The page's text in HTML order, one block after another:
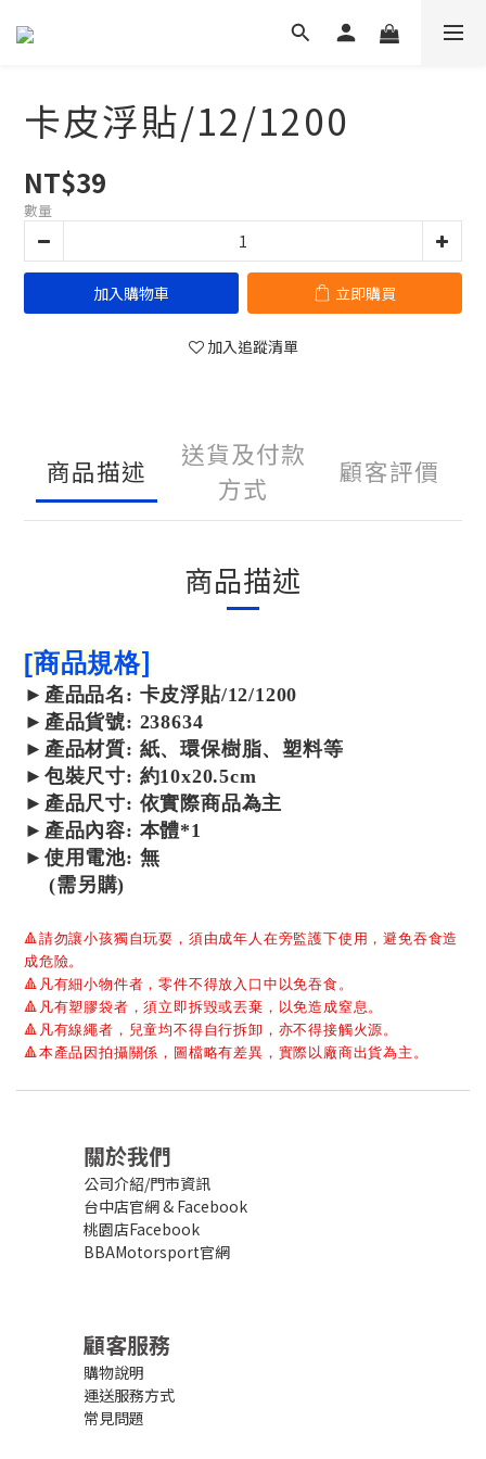
卡皮浮貼/12/1200
NT$39
數量
加入購物車 立即購買
加入追蹤清單
商品描述
送貨及付款
方式
顧客評價
商品描述
[商品規格]
► 產品品名: 卡皮浮貼/12/1200
► 產品貨號: 238634
► 產品材質: 紙、環保樹脂、塑料等
►包裝尺寸: 約10x20.5cm
►產品尺寸: 依實際商品為主
►產品內容: 本體*1
►使用電池: 無
(需另購)
🔺請勿讓小孩獨自玩耍，須由成年人在旁監護下使用，避免吞食造
成危險。
🔺 凡有細小物件者，零件不得放入口中以免吞食。
🔺 凡有塑膠袋者，須立即拆毀或丟棄，以免造成窒息。
🔺 凡有線繩者，兒童均不得自行拆卸，亦不得接觸火源。
🔺本產品因拍攝關係，圖檔略有差異，實際以廠商出貨為主。
關於我們
公司介紹/門市資訊
台中店官網& Facebook
桃園店Facebook
BBAMotorsport官網
顧客服務
購物說明
運送服務方式
常見問題